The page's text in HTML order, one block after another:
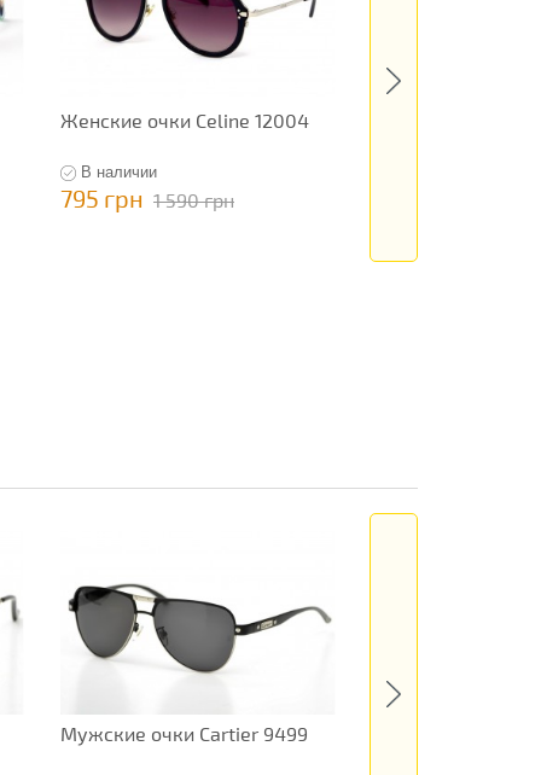
Женские очки Celine 12004
В наличии
795 грн 1 590 грн
Мужские очки Cartier 9499